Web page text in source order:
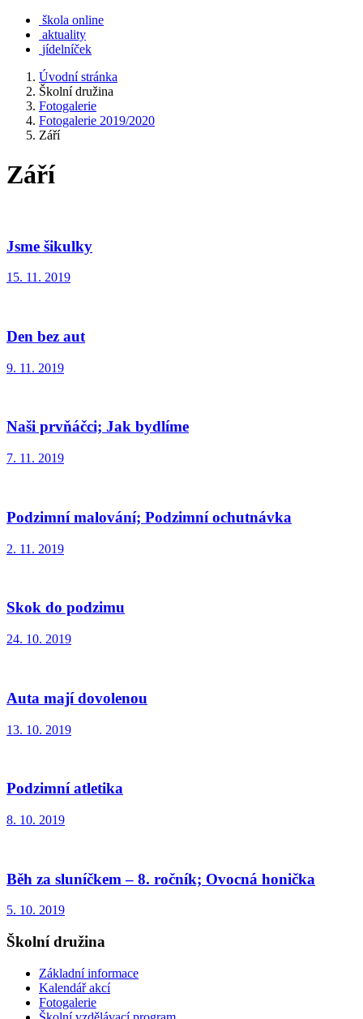
škola online
aktuality
jídelníček
Úvodní stránka
Školní družina
Fotogalerie
Fotogalerie 2019/2020
Září
Září
Jsme šikulky
15. 11. 2019
Den bez aut
9. 11. 2019
Naši prvňáčci; Jak bydlíme
7. 11. 2019
Podzimní malování; Podzimní ochutnávka
2. 11. 2019
Skok do podzimu
24. 10. 2019
Auta mají dovolenou
13. 10. 2019
Podzimní atletika
8. 10. 2019
Běh za sluníčkem – 8. ročník; Ovocná honička
5. 10. 2019
Školní družina
Základní informace
Kalendář akcí
Fotogalerie